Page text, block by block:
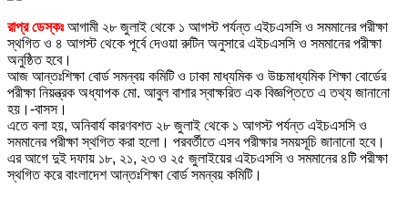
রাপ্র ডেস্কঃআগামী ২৮ জুলাই থেকে ১ আগস্ট পর্যন্ত এইচএসসি ও সমমানের পরীক্ষা
স্থগিত ও ৪ আগস্ট থেকে পূর্বে দেওয়া রুটিন অনুসারে এইচএসসি ও সমমানের পরীক্ষা
অনুষ্ঠিত হবে।
আজ আন্তঃশিক্ষা বোর্ড সমন্বয় কমিটি ও ঢাকা মাধ্যমিক ও উচ্চমাধ্যমিক শিক্ষা বোর্ডের
পরীক্ষা নিয়ন্ত্রক অধ্যাপক মো. আবুল বাশার স্বাক্ষরিত এক বিজ্ঞপ্তিতে এ তথ্য জানানো
হয়।-বাসস।
এতে বলা হয়, অনিবার্য কারণবশত ২৮ জুলাই থেকে ১ আগস্ট পর্যন্ত এইচএসসি ও
সমমানের পরীক্ষা স্থগিত করা হলো। পরবর্তীতে এসব পরীক্ষার সময়সূচি জানানো হবে।
এর আগে দুই দফায় ১৮, ২১, ২৩ ও ২৫ জুলাইয়ের এইচএসসি ও সমমানের ৪টি পরীক্ষা
স্থগিত করে বাংলাদেশ আন্তঃশিক্ষা বোর্ড সমন্বয় কমিটি।